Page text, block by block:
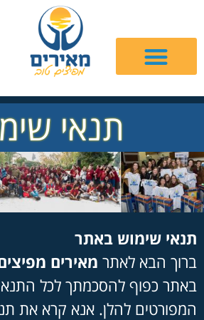
תנאי
תנאי שימוש באתר
ברוך הבא לאתר מאירים
באתר כפוף להסכמתך לכל
המפורטים להלן. אנא קרא את